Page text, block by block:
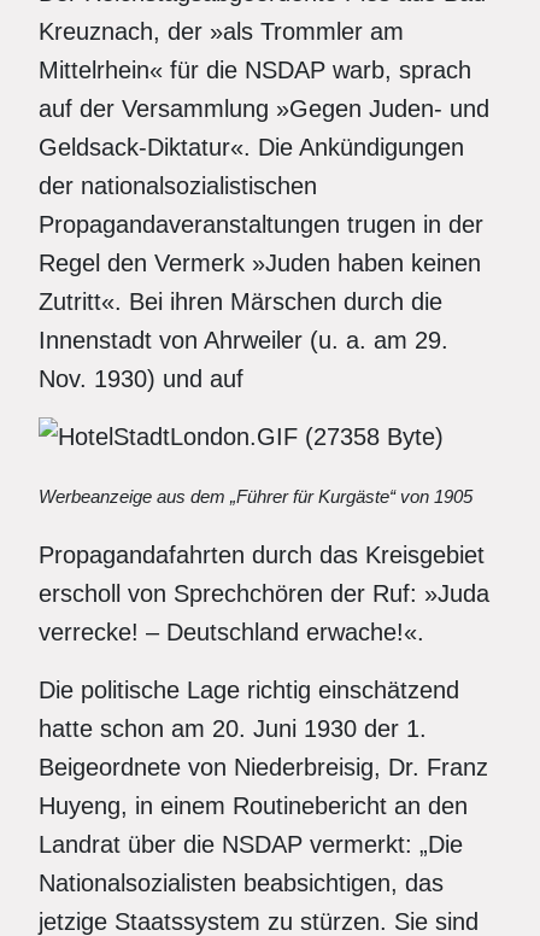
Kreuznach, der »als Trommler am
Mittelrhein« für die NSDAP warb, sprach
auf der Versammlung »Gegen Juden- und
Geldsack-Diktatur«. Die Ankündigungen
der nationalsozialistischen
Propagandaveranstaltungen trugen in der
Regel den Vermerk »Juden haben keinen
Zutritt«. Bei ihren Märschen durch die
Innenstadt von Ahrweiler (u. a. am 29.
Nov. 1930) und auf
Werbeanzeige aus dem „Führer für Kurgäste“ von 1905
Propagandafahrten durch das Kreisgebiet
erscholl von Sprechchören der Ruf: »Juda
verrecke! – Deutschland erwache!«.
Die politische Lage richtig einschätzend
hatte schon am 20. Juni 1930 der 1.
Beigeordnete von Niederbreisig, Dr. Franz
Huyeng, in einem Routinebericht an den
Landrat über die NSDAP vermerkt: „Die
Nationalsozialisten beabsichtigen, das
jetzige Staatssystem zu stürzen. Sie sind